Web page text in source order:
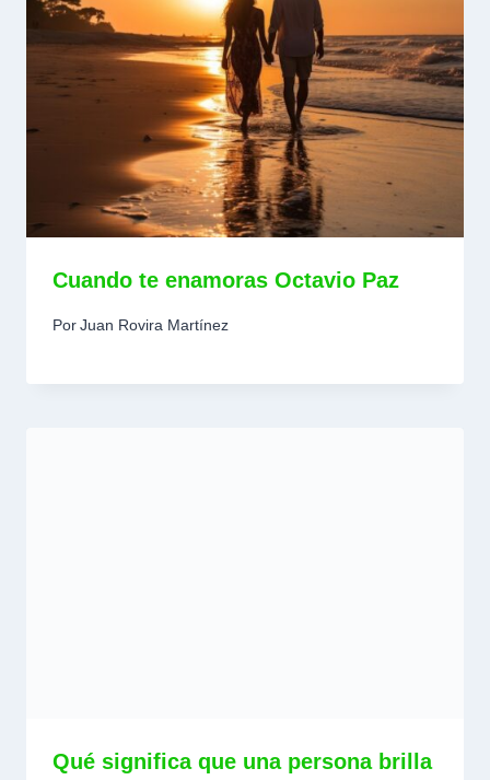
Cuando te enamoras Octavio Paz
PorJuan Rovira Martínez
Qué significa que una persona brilla